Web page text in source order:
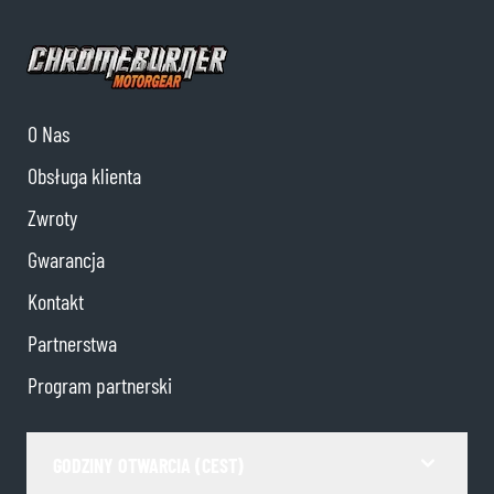
O Nas
Obsługa klienta
Zwroty
Gwarancja
Kontakt
Partnerstwa
Program partnerski